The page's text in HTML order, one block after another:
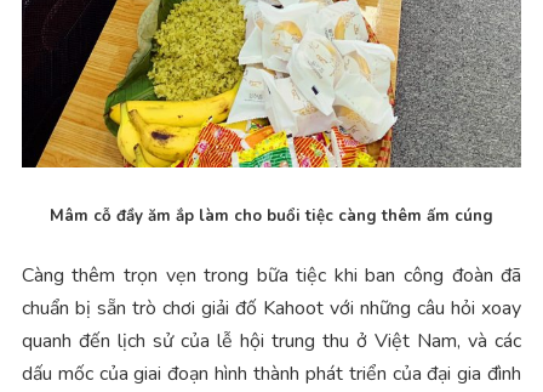
Mâm cỗ đầy ăm ắp làm cho buổi tiệc càng thêm ấm cúng
Càng thêm trọn vẹn trong bữa tiệc khi ban công đoàn đã
chuẩn bị sẵn trò chơi giải đố Kahoot với những câu hỏi xoay
quanh đến lịch sử của lễ hội trung thu ở Việt Nam, và các
dấu mốc của giai đoạn hình thành phát triển của đại gia đình